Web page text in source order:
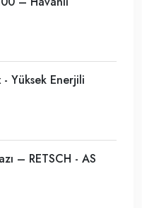
- Yüksek Enerjili
– RETSCH - AS